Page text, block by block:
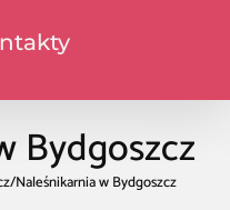
Bydgoszcz
/Naleśnikarnia w Bydgoszcz